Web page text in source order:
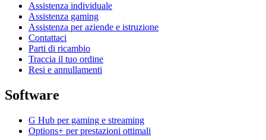
Assistenza individuale
Assistenza gaming
Assistenza per aziende e istruzione
Contattaci
Parti di ricambio
Traccia il tuo ordine
Resi e annullamenti
Software
G Hub per gaming e streaming
Options+ per prestazioni ottimali